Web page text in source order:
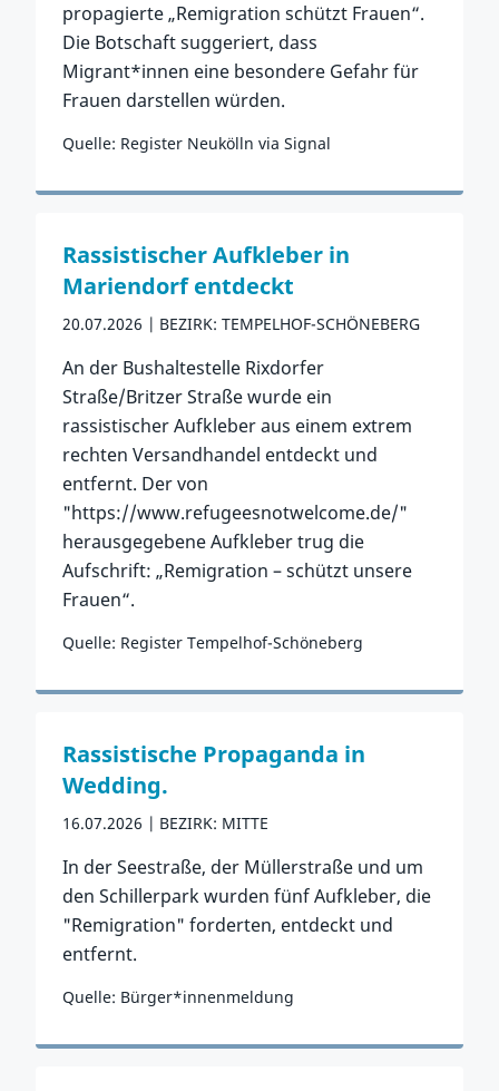
propagierte „Remigration schützt Frauen“.
Die Botschaft suggeriert, dass
Migrant*innen eine besondere Gefahr für
Frauen darstellen würden.
Quelle: Register Neukölln via Signal
Zum Vorfall
Rassistischer Aufkleber in
Mariendorf entdeckt
20.07.2026 BEZIRK: TEMPELHOF-SCHÖNEBERG
An der Bushaltestelle Rixdorfer
Straße/Britzer Straße wurde ein
rassistischer Aufkleber aus einem extrem
rechten Versandhandel entdeckt und
entfernt. Der von
"https://www.refugeesnotwelcome.de/"
herausgegebene Aufkleber trug die
Aufschrift: „Remigration – schützt unsere
Frauen“.
Quelle: Register Tempelhof-Schöneberg
Zum Vorfall
Rassistische Propaganda in
Wedding.
16.07.2026 BEZIRK: MITTE
In der Seestraße, der Müllerstraße und um
den Schillerpark wurden fünf Aufkleber, die
"Remigration" forderten, entdeckt und
entfernt.
Quelle: Bürger*innenmeldung
Zum Vorfall